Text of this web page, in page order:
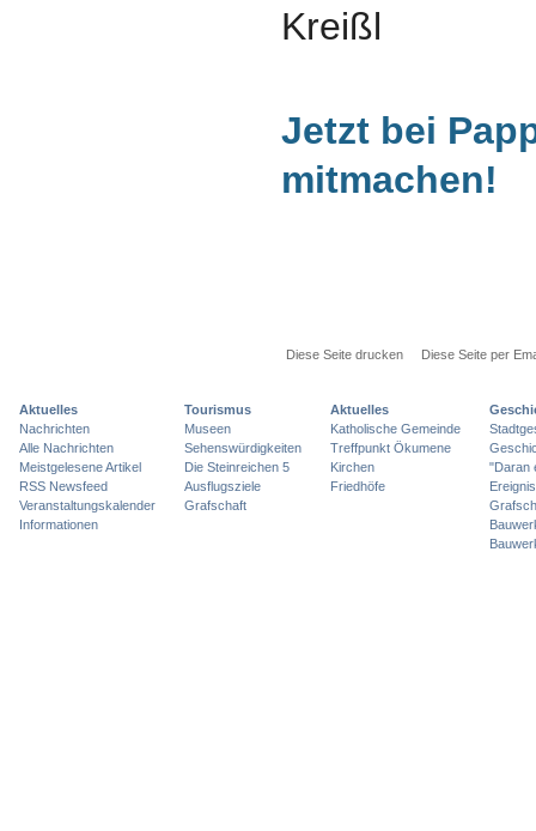
Kreißl
Jetzt bei
mitmachen!
Diese Seite drucken Diese Seite per
Aktuelles
Nachrichten
Alle Nachrichten
Meistgelesene Artikel
RSS Newsfeed
Veranstaltungskalender
Informationen
Tourismus
Museen
Sehenswürdigkeiten
Die Steinreichen 5
Ausflugsziele
Grafschaft
Aktuelles
Katholische Gemeinde
Treffpunkt Ökumene
Kirchen
Friedhöfe
"Daran